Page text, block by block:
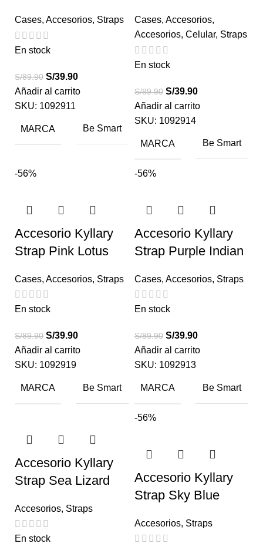
Cases, Accesorios, Straps
En stock
S/89.90 S/39.90
Añadir al carrito
SKU: 1092911
MARCA Be Smart
Cases, Accesorios,
Accesorios, Celular, Straps
En stock
S/89.90 S/39.90
Añadir al carrito
SKU: 1092914
MARCA Be Smart
-56%
Accesorio Kyllary
Strap Pink Lotus
Cases, Accesorios, Straps
En stock
S/89.90 S/39.90
Añadir al carrito
SKU: 1092919
MARCA Be Smart
-56%
Accesorio Kyllary
Strap Purple Indian
Cases, Accesorios, Straps
En stock
S/89.90 S/39.90
Añadir al carrito
SKU: 1092913
MARCA Be Smart
Accesorio Kyllary
Strap Sea Lizard
Accesorios, Straps
En stock
-56%
Accesorio Kyllary
Strap Sky Blue
Accesorios, Straps